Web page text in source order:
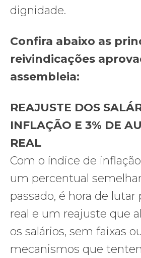
dignidade.
Confira abaixo as
reivindicações
assembleia:
REAJUSTE DOS
INFLAÇÃO E 3% DE
REAL
Com o índice de
um percentual
passado, é hora de
real e um reajuste que
os salários, sem faixas
mecanismos que